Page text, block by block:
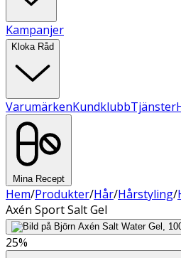
Kampanjer
Kloka Råd
VarumärkenKundklubbTjänster
Mina Recept
Hem/Produkter/Hår/Hårstyling/
Axén Sport Salt Gel
25%